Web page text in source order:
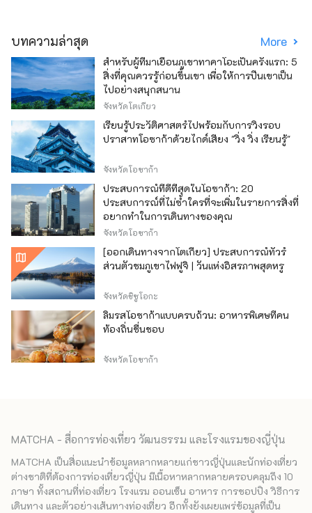
บทความล่าสุด More
สำหรับผู้ที่มาเยือนภูเขาทาคาโอะเป็นครั้งแรก: 5
สิ่งที่คุณควรรู้ก่อนขึ้นเขา เพื่อให้การปีนเขาเป็น
ไปอย่างสนุกสนาน
จังหวัดโตเกียว
เรียนรู้ประวัติศาสตร์ไปพร้อมกับการวิ่งรอบ
ปราสาทโอซาก้าด้วยไกด์เสียง "วิ่ง วิ่ง เรียนรู้"
จังหวัดโอซาก้า
ประสบการณ์ที่ดีที่สุดในโอซาก้า: 20
ประสบการณ์ที่ไม่ซ้ำใครที่จะเพิ่มในรายการสิ่งที่
อยากทำในการเดินทางของคุณ
จังหวัดโอซาก้า
[ออกเดินทางจากโตเกียว] ประสบการณ์ทัวร์
ส่วนตัวชมภูเขาไฟฟูจิ | วันแห่งอิสรภาพสุดหรู
จังหวัดชิซูโอกะ
ลิ้มรสโอซาก้าแบบครบถ้วน: อาหารพิเศษที่คน
ท้องถิ่นชื่นชอบ
จังหวัดโอซาก้า
MATCHA - สื่อการท่องเที่ยว วัฒนธรรม และโรงแรมของญี่ปุ่น
MATCHA เป็นสื่อแนะนำข้อมูลหลากหลายแก่ชาวญี่ปุ่นและนักท่องเที่ยว
ต่างชาติที่ต้องการท่องเที่ยวญี่ปุ่น มีเนื้อหาหลากหลายครอบคลุมถึง 10
ภาษา ทั้งสถานที่ท่องเที่ยว โรงแรม ออนเซ็น อาหาร การชอปปิง วิธีการ
เดินทาง และตัวอย่างเส้นทางท่องเที่ยว อีกทั้งยังเผยแพร่ข้อมูลที่เป็น